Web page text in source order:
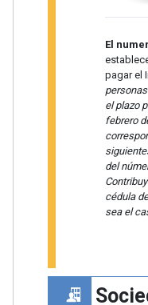
El
pagar el
el plazo
febrero
del
cédula
sea el